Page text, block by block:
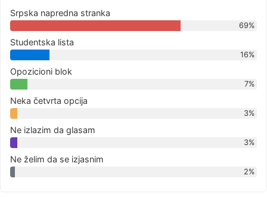
Srpska napredna stranka
69%
Studentska lista
16%
Opozicioni blok
7%
Neka četvrta opcija
3%
Ne izlazim da glasam
3%
Ne želim da se izjasnim
2%